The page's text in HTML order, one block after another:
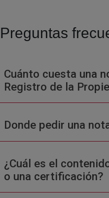
Preguntas
Cuánto cuesta una
Registro de la
Donde pedir una
¿Cuál es el
o una certificación?